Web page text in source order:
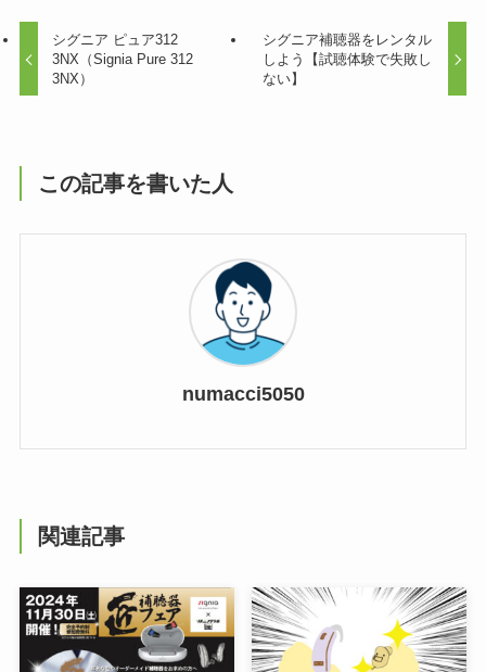
シグニア ピュア312
3NX（Signia Pure 312
3NX）
シグニア補聴器をレンタル
しよう【試聴体験で失敗し
ない】
この記事を書いた人
numacci5050
関連記事